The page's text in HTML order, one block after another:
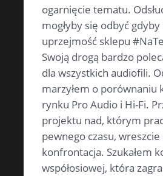
ogarnięcie tematu.
mogłyby się odbyć gdyby
uprzejmość sklepu
Swoją drogą bardzo
dla wszystkich audiofili.
marzyłem o porównaniu
rynku Pro Audio i Hi-Fi.
projektu nad, którym
pewnego czasu, wreszcie
konfrontacja. Szukałem
współosiowej, która